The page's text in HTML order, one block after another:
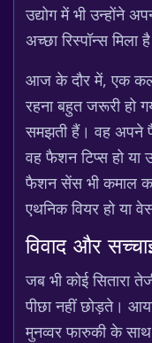
उद्योग में भी उन्होंने
अच्छा रिस्पॉन्स मिला
आज के दौर में, एक
रहना बहुत जरूरी हो
समझती हैं। वह अपने
वह फैशन टिप्स हो
फैशन सेंस भी कमाल
एथनिक वियर हो या
विवाद और
जब भी कोई सितारा
पीछा नहीं छोड़ते।
मुनव्वर फारुकी के साथ